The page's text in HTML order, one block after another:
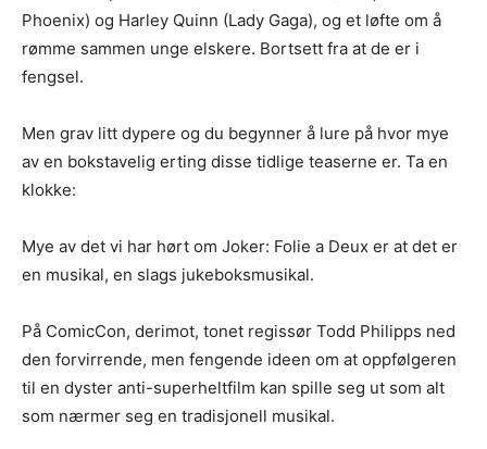
Phoenix) og Harley Quinn (Lady Gaga), og et løfte om å
rømme sammen unge elskere. Bortsett fra at de er i
fengsel.
Men grav litt dypere og du begynner å lure på hvor mye
av en bokstavelig erting disse tidlige teaserne er. Ta en
klokke:
Mye av det vi har hørt om Joker: Folie a Deux er at det er
en musikal, en slags jukeboksmusikal.
På ComicCon, derimot, tonet regissør Todd Philipps ned
den forvirrende, men fengende ideen om at oppfølgeren
til en dyster anti-superheltfilm kan spille seg ut som alt
som nærmer seg en tradisjonell musikal.